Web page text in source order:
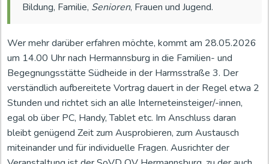
Bildung, Familie, Senioren, Frauen und Jugend.
Wer mehr darüber erfahren möchte, kommt am 28.05.2026
um 14.00 Uhr nach Hermannsburg in die Familien- und
Begegnungsstätte Südheide in der Harmsstraße 3. Der
verständlich aufbereitete Vortrag dauert in der Regel etwa 2
Stunden und richtet sich an alle Interneteinsteiger/-innen,
egal ob über PC, Handy, Tablet etc. Im Anschluss daran
bleibt genügend Zeit zum Ausprobieren, zum Austausch
miteinander und für individuelle Fragen. Ausrichter der